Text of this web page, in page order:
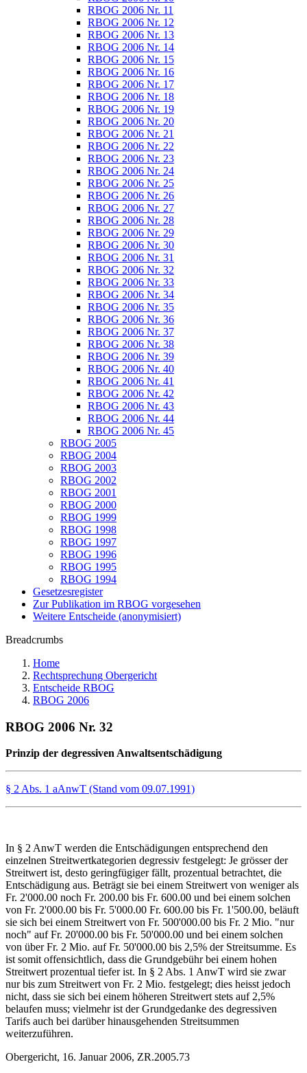
RBOG 2006 Nr. 11
RBOG 2006 Nr. 12
RBOG 2006 Nr. 13
RBOG 2006 Nr. 14
RBOG 2006 Nr. 15
RBOG 2006 Nr. 16
RBOG 2006 Nr. 17
RBOG 2006 Nr. 18
RBOG 2006 Nr. 19
RBOG 2006 Nr. 20
RBOG 2006 Nr. 21
RBOG 2006 Nr. 22
RBOG 2006 Nr. 23
RBOG 2006 Nr. 24
RBOG 2006 Nr. 25
RBOG 2006 Nr. 26
RBOG 2006 Nr. 27
RBOG 2006 Nr. 28
RBOG 2006 Nr. 29
RBOG 2006 Nr. 30
RBOG 2006 Nr. 31
RBOG 2006 Nr. 32
RBOG 2006 Nr. 33
RBOG 2006 Nr. 34
RBOG 2006 Nr. 35
RBOG 2006 Nr. 36
RBOG 2006 Nr. 37
RBOG 2006 Nr. 38
RBOG 2006 Nr. 39
RBOG 2006 Nr. 40
RBOG 2006 Nr. 41
RBOG 2006 Nr. 42
RBOG 2006 Nr. 43
RBOG 2006 Nr. 44
RBOG 2006 Nr. 45
RBOG 2005
RBOG 2004
RBOG 2003
RBOG 2002
RBOG 2001
RBOG 2000
RBOG 1999
RBOG 1998
RBOG 1997
RBOG 1996
RBOG 1995
RBOG 1994
Gesetzesregister
Zur Publikation im RBOG vorgesehen
Weitere Entscheide (anonymisiert)
Breadcrumbs
Home
Rechtsprechung Obergericht
Entscheide RBOG
RBOG 2006
RBOG 2006 Nr. 32
Prinzip der degressiven Anwaltsentschädigung
§ 2 Abs. 1 aAnwT (Stand vom 09.07.1991)
In § 2 AnwT werden die Entschädigungen entsprechend den
einzelnen Streitwertkategorien degressiv festgelegt: Je grösser der
Streitwert ist, desto geringfügiger fällt, prozentual betrachtet, die
Entschädigung aus. Beträgt sie bei einem Streitwert von weniger als
Fr. 2'000.00 noch Fr. 200.00 bis Fr. 600.00 und bei einem solchen
von Fr. 2'000.00 bis Fr. 5'000.00 Fr. 600.00 bis Fr. 1'500.00, beläuft
sie sich bei einem Streitwert von Fr. 500'000.00 bis Fr. 2 Mio. "nur
noch" auf Fr. 20'000.00 bis Fr. 50'000.00 und bei einem solchen
von über Fr. 2 Mio. auf Fr. 50'000.00 bis 2,5% der Streitsumme. Es
ist somit offensichtlich, dass die Grundgebühr bei einem hohen
Streitwert prozentual tiefer ist. In § 2 Abs. 1 AnwT wird sie zwar
nur bis zum Streitwert von Fr. 2 Mio. festgelegt; dies heisst jedoch
nicht, dass sie sich bei einem höheren Streitwert stets auf 2,5%
belaufen muss; vielmehr ist der Grundgedanke des degressiven
Tarifs auch bei darüber hinausgehenden Streitsummen
weiterzuführen.
Obergericht, 16. Januar 2006, ZR.2005.73